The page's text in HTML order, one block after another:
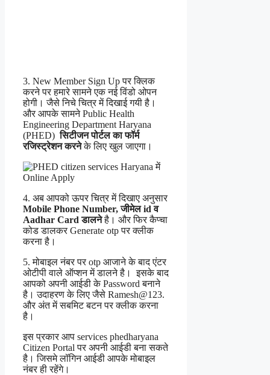
3. New Member Sign Up पर क्लिक
करने पर हमारे सामने एक नई विंडो ओपन
होगी। जैसे निचे चित्र में दिखाई गयी है।
और आपके सामने Public Health
Engineering Department Haryana
(PHED) सिटीजन पोर्टल का फॉर्म
रजिस्ट्रेशन करनेके लिए खुल जाएगा।
4. अब आपको ऊपर चित्र में दिखाए अनुसार
Mobile Phone Number, जीमेल id व
Aadhar Card डालनेहै। और फिर कैप्चा
कोड डालकर Generate otp पर क्लीक
करना है।
5. मोबाइल नंबर पर otp आजाने के बाद एंटर
ओटीपी वाले ऑप्शन में डालने है। इसके बाद
आपको अपनी आईडी के Password बनाने
है। उदाहरण के लिए जैसे Ramesh@123.
और अंत में सबमिट बटन पर क्लीक करना
है।
इस प्रकार आप services phedharyana
Citizen Portal पर अपनी आईडी बना सकते
है। जिसमे लॉगिन आईडी आपके मोबाइल
नंबर ही रहेंगे।